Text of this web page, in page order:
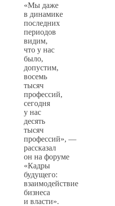
«Мы даже
в динамике
последних
периодов
видим,
что у нас
было,
допустим,
восемь
тысяч
профессий,
сегодня
у нас
десять
тысяч
профессий», —
рассказал
он на форуме
«Кадры
будущего:
взаимодействие
бизнеса
и власти».